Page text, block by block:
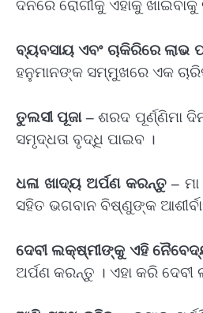
ଦିନରେ ରୋଗୀକୁ ଏହାକୁ ଖାଇବାକୁ
ବ୍ୟବସାୟ ଏବଂ ଚାକିରିରେ ଲାଭ
ହନୁମାନଙ୍କ ସମ୍ମୁଖରେ ଏକ
ତୁଲସୀ ପୂଜା –ଶରଦ ପୂର୍ଣ୍ଣିମା
ସମୃଦ୍ଧତା ବୃଦ୍ଧି ପାଇବ ।
ଧଳା ଖାଦ୍ୟ ଅର୍ପଣ କରନ୍ତୁ –
ସହିତ ଭଗବାନ ବିଷ୍ଣୁଙ୍କ
ଦେବୀ ଲକ୍ଷ୍ମୀଙ୍କୁ ଏହି
ଅର୍ପଣ କରନ୍ତୁ । ଏହା କରି ଦେବୀ